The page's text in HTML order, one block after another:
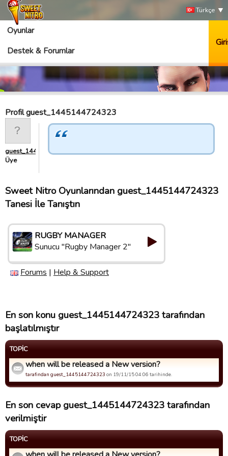
Türkçe
Oyunlar
Destek & Forumlar
Profil guest_1445144724323
guest_1445144724323
Üye
Sweet Nitro Oyunlarından guest_1445144724323
Tanesi İle Tanıştın
RUGBY MANAGER
Sunucu "Rugby Manager 2"
Forums | Help & Support
En son konu guest_1445144724323 tarafından
başlatılmıştır
TOPIC
when will be released a New version?
tarafindan guest_1445144724323 on 19/11/15 04:06 tarihinde.
En son cevap guest_1445144724323 tarafından
verilmiştir
TOPIC